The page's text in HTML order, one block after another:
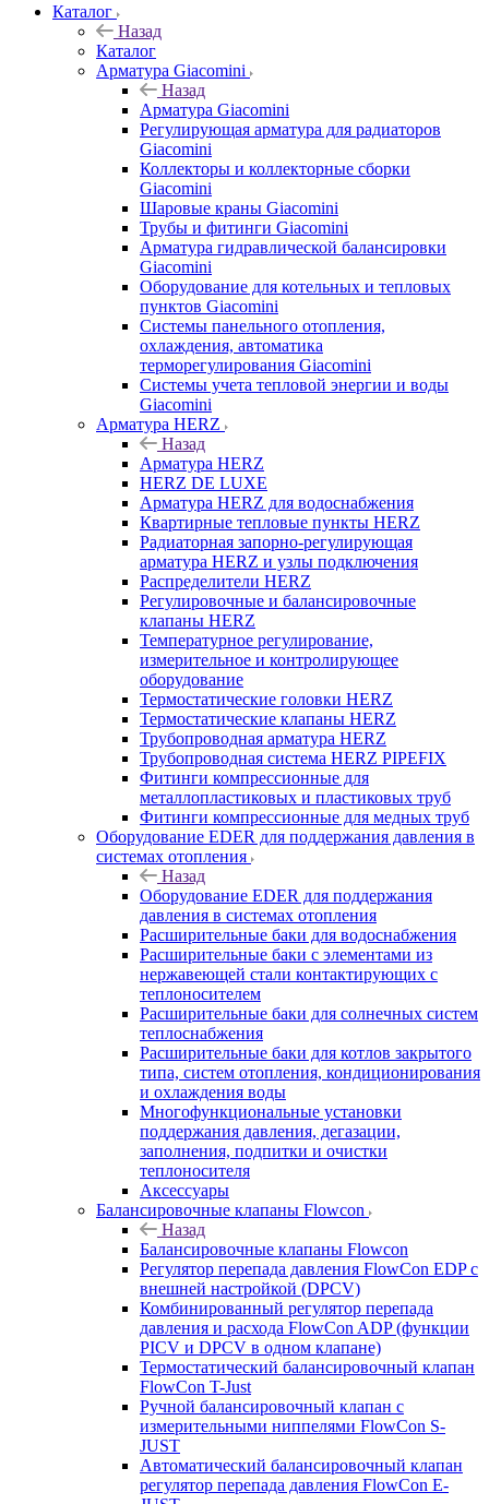
Каталог
Назад
Каталог
Арматура Giacomini
Назад
Арматура Giacomini
Регулирующая арматура для радиаторов
Giacomini
Коллекторы и коллекторные сборки
Giacomini
Шаровые краны Giacomini
Трубы и фитинги Giacomini
Арматура гидравлической балансировки
Giacomini
Оборудование для котельных и тепловых
пунктов Giacomini
Системы панельного отопления,
охлаждения, автоматика
терморегулирования Giacomini
Системы учета тепловой энергии и воды
Giacomini
Арматура HERZ
Назад
Арматура HERZ
HERZ DE LUXE
Арматура HERZ для водоснабжения
Квартирные тепловые пункты HERZ
Радиаторная запорно-регулирующая
арматура HERZ и узлы подключения
Распределители HERZ
Регулировочные и балансировочные
клапаны HERZ
Температурное регулирование,
измерительное и контролирующее
оборудование
Термостатические головки HERZ
Термостатические клапаны HERZ
Трубопроводная арматура HERZ
Трубопроводная система HERZ PIPEFIX
Фитинги компрессионные для
металлопластиковых и пластиковых труб
Фитинги компрессионные для медных труб
Оборудование EDER для поддержания давления в
системах отопления
Назад
Оборудование EDER для поддержания
давления в системах отопления
Расширительные баки для водоснабжения
Расширительные баки с элементами из
нержавеющей стали контактирующих с
теплоносителем
Расширительные баки для солнечных систем
теплоснабжения
Расширительные баки для котлов закрытого
типа, систем отопления, кондиционирования
и охлаждения воды
Многофункциональные установки
поддержания давления, дегазации,
заполнения, подпитки и очистки
теплоносителя
Аксессуары
Балансировочные клапаны Flowcon
Назад
Балансировочные клапаны Flowcon
Регулятор перепада давления FlowСon EDP с
внешней настройкой (DPCV)
Комбинированный регулятор перепада
давления и расхода FlowСon ADP (функции
PICV и DPCV в одном клапане)
Термостатический балансировочный клапан
FlowСon T-Just
Ручной балансировочный клапан с
измерительными ниппелями FlowСon S-
JUST
Автоматический балансировочный клапан
регулятор перепада давления FlowСon E-